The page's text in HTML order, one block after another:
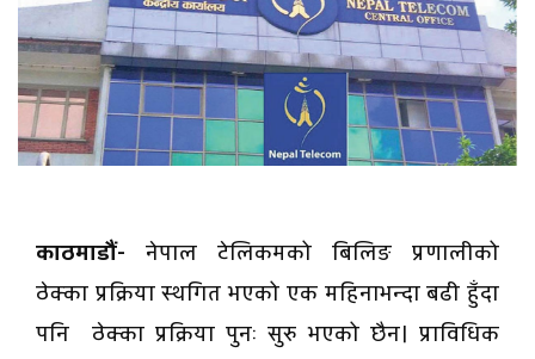
काठमाडौं- नेपाल टेलिकमको बिलिङ प्रणालीको
ठेक्का प्रक्रिया स्थगित भएको एक महिनाभन्दा बढी हुँदा
पनि ठेक्का प्रक्रिया पुनः सुरु भएको छैन। प्राविधिक